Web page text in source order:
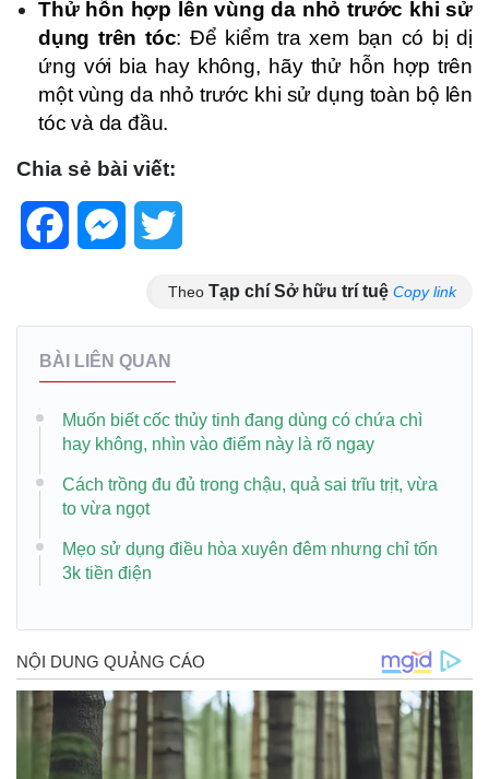
Thử hỗn hợp lên vùng da nhỏ trước khi sử
dụng trên tóc: Để kiểm tra xem bạn có bị dị
ứng với bia hay không, hãy thử hỗn hợp trên
một vùng da nhỏ trước khi sử dụng toàn bộ lên
tóc và da đầu.
Chia sẻ bài viết:
FacebookMessenger
Theo Tạp chí Sở hữu trí tuệ Copy link
BÀI LIÊN QUAN
Muốn biết cốc thủy tinh đang dùng có chứa chì
hay không, nhìn vào điểm này là rõ ngay
Cách trồng đu đủ trong chậu, quả sai trĩu trịt, vừa
to vừa ngọt
Mẹo sử dụng điều hòa xuyên đêm nhưng chỉ tốn
3k tiền điện